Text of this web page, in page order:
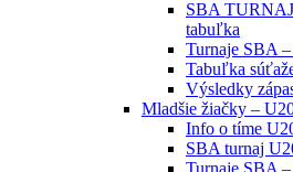
SBA
tabuľka
Turnaje SBA
Tabuľka
Výsledky
Mladšie žiačky –
Info o tíme
SBA turnaj
Turnaje SBA